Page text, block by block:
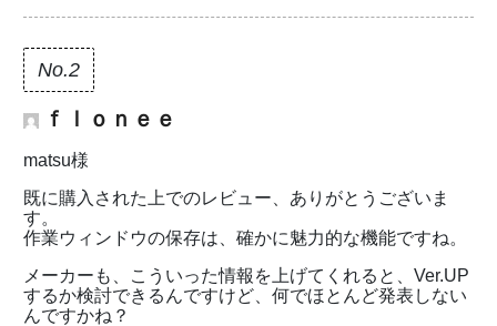
No.2
ｆｌｏｎｅｅ
matsu様
既に購入された上でのレビュー、ありがとうございま
す。
作業ウィンドウの保存は、確かに魅力的な機能ですね。
メーカーも、こういった情報を上げてくれると、Ver.UP
するか検討できるんですけど、何でほとんど発表しない
んですかね？